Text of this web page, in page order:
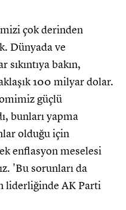
çok derinden
Dünyada ve
bakın,
100 milyar dolar.
güçlü
bunları yapma
olduğu için
enflasyon meselesi
'Bu sorunları da
liderliğinde AK Parti